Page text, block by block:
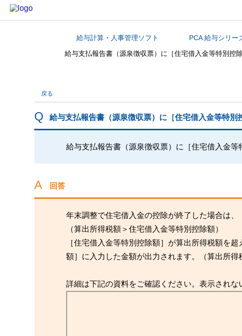
カテゴリから探す給与計算・人事管理ソフト
PCA 給与シリー
給与支払報告書（源泉徴収票）に［住宅借入金等特別控
戻る
給与支払報告書（源泉徴収票）に［住宅借入金等特別
給与支払報告書（源泉徴収票）に［住宅借入金等
回答
年末調整で住宅借入金の控除が終了した場合は、
（算出所得税額＞住宅借入金等特別控除額）
［住宅借入金等特別控除額］が算出所得税額を
額］に入力した金額が出力されます。（算出所得
詳細は下記の資料をご確認ください。表示されな